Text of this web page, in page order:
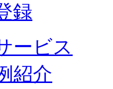
録
ービス
紹介